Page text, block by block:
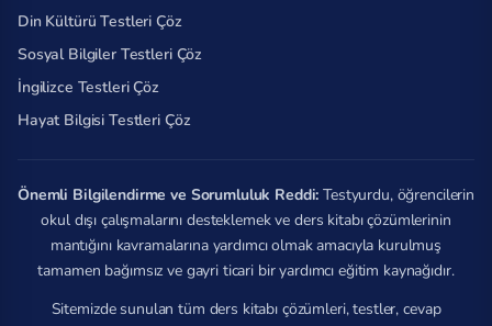
Din Kültürü Testleri Çöz
Sosyal Bilgiler Testleri Çöz
İngilizce Testleri Çöz
Hayat Bilgisi Testleri Çöz
Önemli Bilgilendirme ve Sorumluluk Reddi: Testyurdu, öğrencilerin
okul dışı çalışmalarını desteklemek ve ders kitabı çözümlerinin
mantığını kavramalarına yardımcı olmak amacıyla kurulmuş
tamamen bağımsız ve gayri ticari bir yardımcı eğitim kaynağıdır.
Sitemizde sunulan tüm ders kitabı çözümleri, testler, cevap